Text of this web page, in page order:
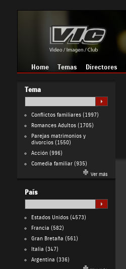
Home Temas Directores
Tema
Conflictos familiares(1997)
Romances Adultos(1705)
Parejas matrimonios y
divorcios(1550)
Acción(996)
Comedia familiar(935)
Ver más
País
Estados Unidos(4573)
Francia (582)
Gran Bretaña (561)
Italia (347)
Argentina (336)